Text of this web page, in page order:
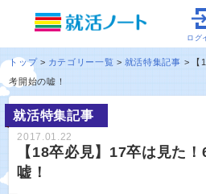
ログ
トップ カテゴリー一覧 就活特集記事
考開始の嘘！
就活特集記事
2017.01.22
【18卒必見】17卒は見た
嘘！